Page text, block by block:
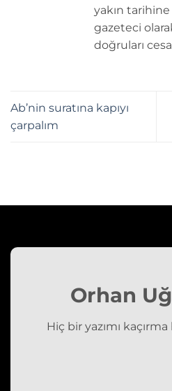
yakın
gazeteci
doğruları
Ab’nin suratına kapıyı
çarpalım
Orhan
Hiç bir yazımı